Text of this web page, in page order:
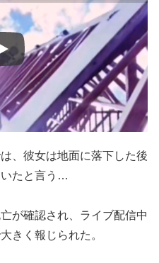
、彼女は地面に落下した後
いたと言う…
が確認され、ライブ配信中
きく報じられた。